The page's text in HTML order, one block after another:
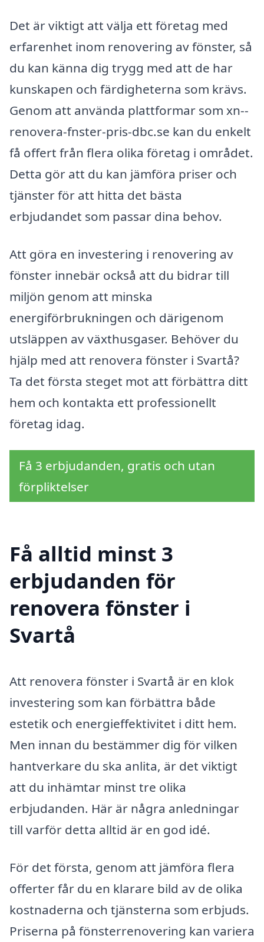
Det är viktigt att välja ett företag med
erfarenhet inom renovering av fönster, så
du kan känna dig trygg med att de har
kunskapen och färdigheterna som krävs.
Genom att använda plattformar som xn--
renovera-fnster-pris-dbc.se kan du enkelt
få offert från flera olika företag i området.
Detta gör att du kan jämföra priser och
tjänster för att hitta det bästa
erbjudandet som passar dina behov.
Att göra en investering i renovering av
fönster innebär också att du bidrar till
miljön genom att minska
energiförbrukningen och därigenom
utsläppen av växthusgaser. Behöver du
hjälp med att renovera fönster i Svartå?
Ta det första steget mot att förbättra ditt
hem och kontakta ett professionellt
företag idag.
Få 3 erbjudanden, gratis och utan
förpliktelser
Få alltid minst 3
erbjudanden för
renovera fönster i
Svartå
Att renovera fönster i Svartå är en klok
investering som kan förbättra både
estetik och energieffektivitet i ditt hem.
Men innan du bestämmer dig för vilken
hantverkare du ska anlita, är det viktigt
att du inhämtar minst tre olika
erbjudanden. Här är några anledningar
till varför detta alltid är en god idé.
För det första, genom att jämföra flera
offerter får du en klarare bild av de olika
kostnaderna och tjänsterna som erbjuds.
Priserna på fönsterrenovering kan variera